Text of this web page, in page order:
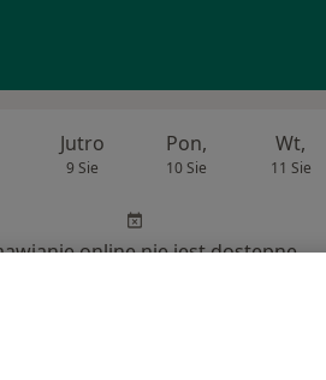
Jutro
9 Sie
Pon,
10 Sie
Wt,
11 Sie
online nie jest dostępne